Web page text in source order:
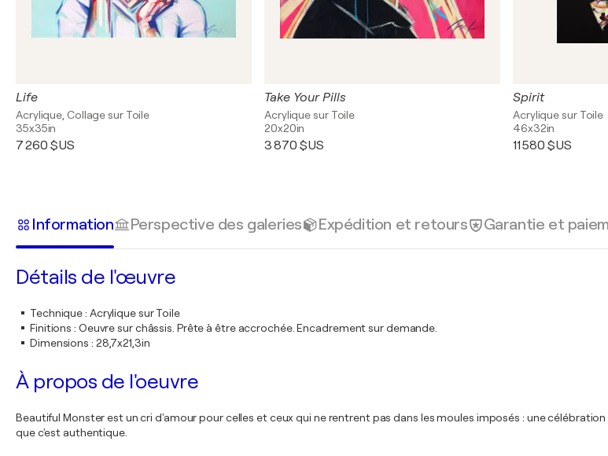
Life
Acrylique, Collage sur Toile
35x35in
7 260 $US
Take Your Pills
Acrylique sur Toile
20x20in
3 870 $US
Spirit
Acrylique sur Toile
46x32in
11 580 $US
Information Perspective des galeries Expédition et retours Garantie et
Détails de l'œuvre
Technique: Acrylique sur Toile
Finitions : Oeuvre sur châssis. Prête à être accrochée. Encadrement sur demande.
Dimensions : 28,7x21,3in
À propos de l'oeuvre
Beautiful Monster est un cri d'amour pour celles et ceux qui ne rentrent pas dans les moules imposés : une
que c'est authentique.